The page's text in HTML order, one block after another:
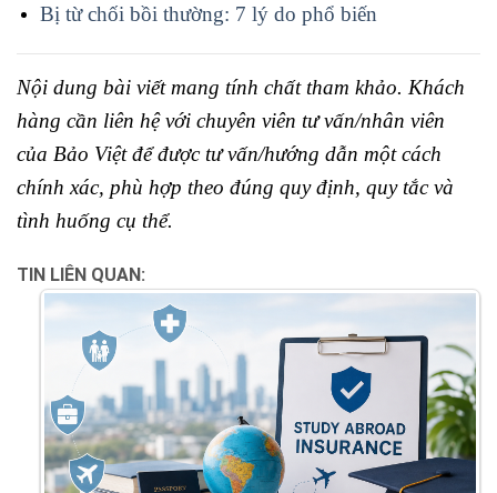
Bị từ chối bồi thường: 7 lý do phổ biến
Nội dung bài viết mang tính chất tham khảo. Khách
hàng cần liên hệ với chuyên viên tư vấn/nhân viên
của Bảo Việt để được tư vấn/hướng dẫn một cách
chính xác, phù hợp theo đúng quy định, quy tắc và
tình huống cụ thể.
TIN LIÊN QUAN: